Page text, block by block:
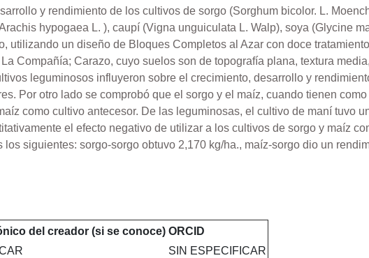
y rendimiento de los cultivos de sorgo (Sorghum bicolor. L.
hypogaea L. ), caupí (Vigna unguiculata L. Walp), soya (Glycine
utilizando un diseño de Bloques Completos al Azar con doce
Compañía; Carazo, cuyo suelos son de topografía plana, textura
leguminosos influyeron sobre el crecimiento, desarrollo y
Por otro lado se comprobó que el sorgo y el maíz, cuando tienen
como cultivo antecesor. De las leguminosas, el cultivo de maní tuvo
el efecto negativo de utilizar a los cultivos de sorgo y maíz
siguientes: sorgo-sorgo obtuvo 2,170 kg/ha., maíz-sorgo dio un
del creador (si se conoce)ORCID
SIN ESPECIFICAR